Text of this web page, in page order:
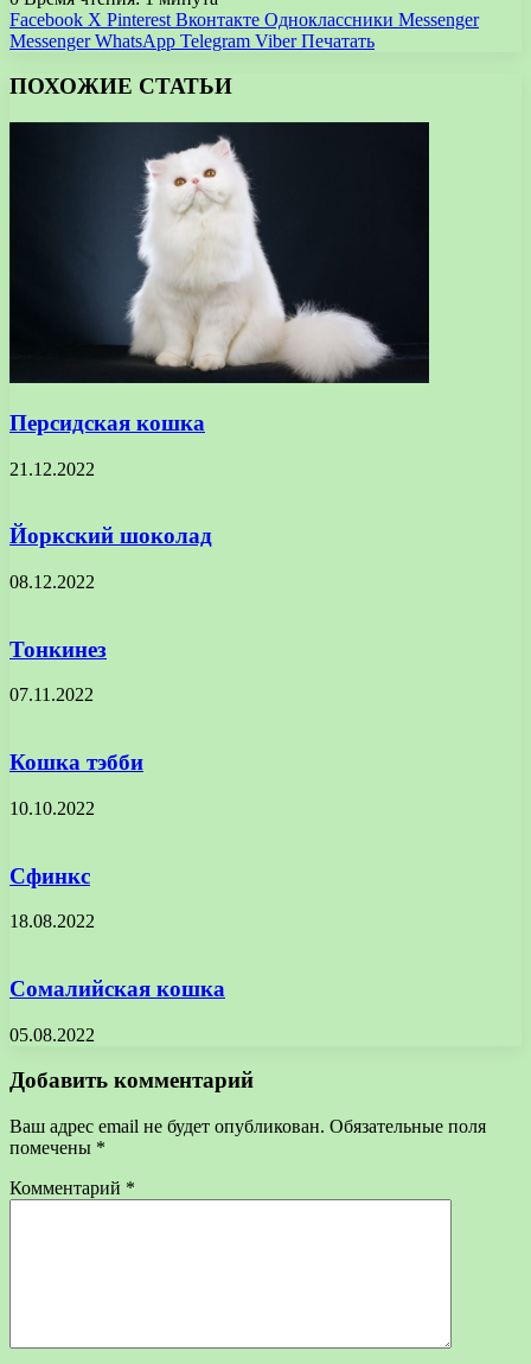
Facebook X Pinterest Вконтакте Одноклассники Messenger
Messenger WhatsApp Telegram Viber Печатать
ПОХОЖИЕ СТАТЬИ
Персидская кошка
21.12.2022
Йоркский шоколад
08.12.2022
Тонкинез
07.11.2022
Кошка тэбби
10.10.2022
Сфинкс
18.08.2022
Сомалийская кошка
05.08.2022
Добавить комментарий
Ваш адрес email не будет опубликован. Обязательные поля
помечены *
Комментарий *